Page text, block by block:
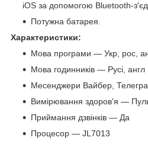
iOS за допомогою Bluetooth-
Потужна батарея.
Характеристики:
Мова програми — Укр, рос,
Мова годинників — Русі, англ
Месенджери Вайбер,
Вимірювання здоров'я —
Приймання дзвінків — Да
Процесор — JL7013